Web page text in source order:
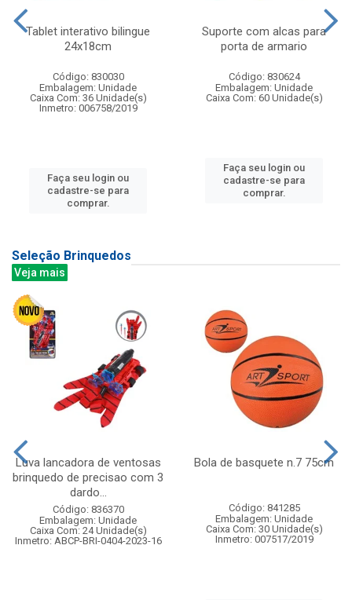
Tablet interativo bilingue
24x18cm
Código: 830030
Embalagem: Unidade
Caixa Com: 36 Unidade(s)
Inmetro: 006758/2019
Faça seu login ou
cadastre-se para
comprar.
Suporte com alcas para
porta de armario
Código: 830624
Embalagem: Unidade
Caixa Com: 60 Unidade(s)
Faça seu login ou
cadastre-se para
comprar.
Seleção Brinquedos
Veja mais
Luva lancadora de ventosas
brinquedo de precisao com 3
dardo...
Código: 836370
Embalagem: Unidade
Caixa Com: 24 Unidade(s)
Inmetro: ABCP-BRI-0404-2023-16
Bola de basquete n.7 75cm
Código: 841285
Embalagem: Unidade
Caixa Com: 30 Unidade(s)
Inmetro: 007517/2019